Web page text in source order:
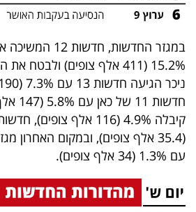
אדום
פרסמו
באייס
עקבו
אחרינו:
במגזר החדשות,
15.2% (411 אלף צופים)
עם 1.3% (34 אלף צופים).